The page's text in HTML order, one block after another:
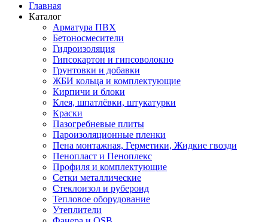
Главная
Каталог
Арматура ПВХ
Бетоносмесители
Гидроизоляция
Гипсокартон и гипсоволокно
Грунтовки и добавки
ЖБИ кольца и комплектующие
Кирпичи и блоки
Клея, шпатлёвки, штукатурки
Краски
Пазогребневые плиты
Пароизоляционные пленки
Пена монтажная, Герметики, Жидкие гвозди
Пенопласт и Пеноплекс
Профиля и комплектующие
Сетки металлические
Стеклоизол и рубероид
Тепловое оборудование
Утеплители